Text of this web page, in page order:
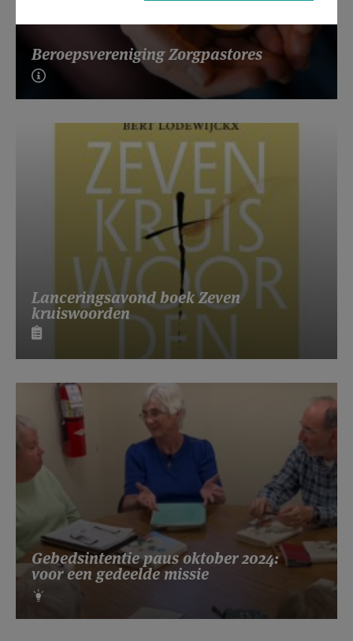
Beroepsvereniging Zorgpastores
Lanceringsavond boek Zeven
kruiswoorden
Gebedsintentie paus oktober 2024:
voor een gedeelde missie